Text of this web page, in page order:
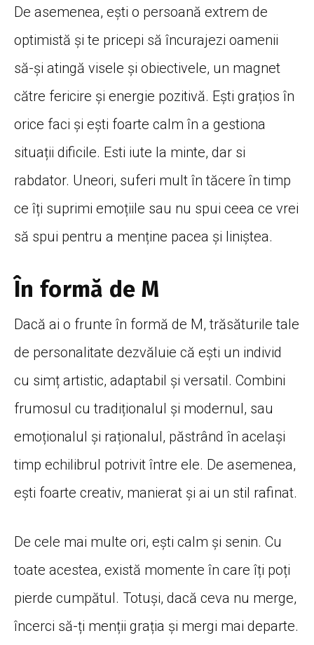
De asemenea, ești o persoană extrem de
optimistă și te pricepi să încurajezi oamenii
să-și atingă visele și obiectivele, un magnet
către fericire și energie pozitivă. Ești grațios în
orice faci și ești foarte calm în a gestiona
situații dificile. Esti iute la minte, dar si
rabdator. Uneori, suferi mult în tăcere în timp
ce îți suprimi emoțiile sau nu spui ceea ce vrei
să spui pentru a menține pacea și liniștea.
În formă de M
Dacă ai o frunte în formă de M, trăsăturile tale
de personalitate dezvăluie că ești un individ
cu simț artistic, adaptabil și versatil. Combini
frumosul cu tradiționalul și modernul, sau
emoționalul și raționalul, păstrând în același
timp echilibrul potrivit între ele. De asemenea,
ești foarte creativ, manierat și ai un stil rafinat.
De cele mai multe ori, ești calm și senin. Cu
toate acestea, există momente în care îți poți
pierde cumpătul. Totuși, dacă ceva nu merge,
încerci să-ți menții grația și mergi mai departe.